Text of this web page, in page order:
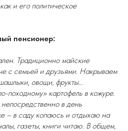
и его политическое
пенсионер:
Традиционно майские
с семьей и друзьями. Накрываем
овощи, фрукты...
походному» картофель в кожуре.
в день
– в саду копаюсь и отдыхаю на
газеты, книги читаю. В общем,